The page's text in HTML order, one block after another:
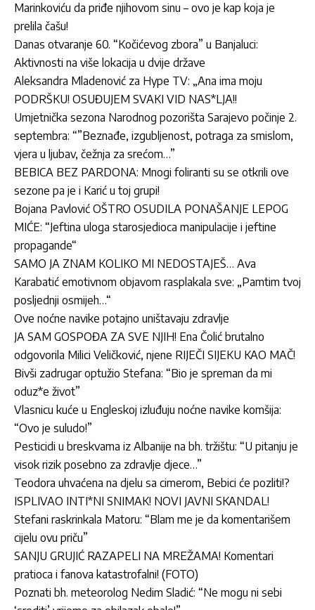
Marinkoviću da priđe njihovom sinu – ovo je kap koja je
prelila čašu!
Danas otvaranje 60. “Kočićevog zbora” u Banjaluci:
Aktivnosti na više lokacija u dvije države
Aleksandra Mladenović za Hype TV: „Ana ima moju
PODRŠKU! OSUĐUJEM SVAKI VID NAS*LJA!!
Umjetnička sezona Narodnog pozorišta Sarajevo počinje 2.
septembra: “”Beznađe, izgubljenost, potraga za smislom,
vjera u ljubav, čežnja za srećom…”
BEBICA BEZ PARDONA: Mnogi foliranti su se otkrili ove
sezone pa je i Karić u toj grupi!
Bojana Pavlović OŠTRO OSUDILA PONAŠANJE LEPOG
MIĆE: “Jeftina uloga starosjedioca manipulacije i jeftine
propagande“
SAMO JA ZNAM KOLIKO MI NEDOSTAJEŠ… Ava
Karabatić emotivnom objavom rasplakala sve: „Pamtim tvoj
posljednji osmijeh…“
Ove noćne navike potajno uništavaju zdravlje
JA SAM GOSPOĐA ZA SVE NJIH! Ena Čolić brutalno
odgovorila Milici Veličković, njene RIJEČI SIJEKU KAO MAČ!
Bivši zadrugar optužio Stefana: “Bio je spreman da mi
oduz*e život”
Vlasnicu kuće u Engleskoj izluđuju noćne navike komšija:
“Ovo je suludo!”
Pesticidi u breskvama iz Albanije na bh. tržištu: “U pitanju je
visok rizik posebno za zdravlje djece…”
Teodora uhvaćena na djelu sa cimerom, Bebici će pozliti!?
ISPLIVAO INTI*NI SNIMAK! NOVI JAVNI SKANDAL!
Stefani raskrinkala Matoru: “Blam me je da komentarišem
cijelu ovu priču”
SANJU GRUJIĆ RAZAPELI NA MREŽAMA! Komentari
pratioca i fanova katastrofalni! (FOTO)
Poznati bh. meteorolog Nedim Sladić: “Ne mogu ni sebi